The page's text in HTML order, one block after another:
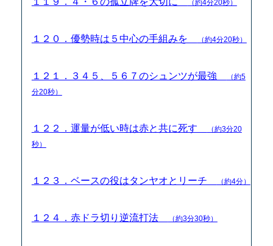
（約4分20秒）
１２０．優勢時は５中心の手組みを （約4分20秒）
１２１．３４５、５６７のシュンツが最強
（約5
分20秒）
１２２．運量が低い時は赤と共に死す
（約3分20
秒）
１２３．ベースの役はタンヤオとリーチ （約4分）
１２４．赤ドラ切り逆流打法 （約3分30秒）